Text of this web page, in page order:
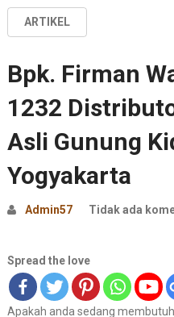
ARTIKEL
Bpk. Firman
1232
Asli Gunung
Yogyakarta
Admin57 Tidak ada
Spread the love
Apakah anda sedang